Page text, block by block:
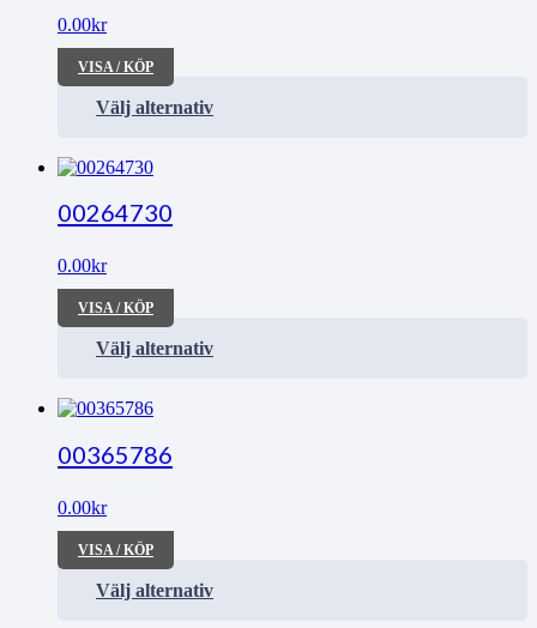
0.00kr
VISA / KÖP
Välj alternativ
00264730
0.00kr
VISA / KÖP
Välj alternativ
00365786
0.00kr
VISA / KÖP
Välj alternativ